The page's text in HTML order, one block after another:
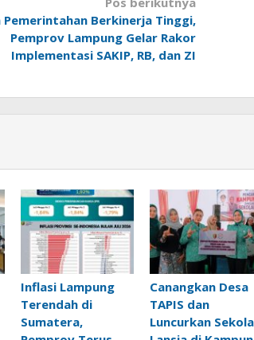
Pemerintahan Berkinerja Tinggi,
Pemprov Lampung Gelar Rakor
Implementasi SAKIP, RB, dan ZI
Inflasi Lampung
Terendah di
Sumatera,
Canangkan Desa
TAPIS dan
Luncurkan